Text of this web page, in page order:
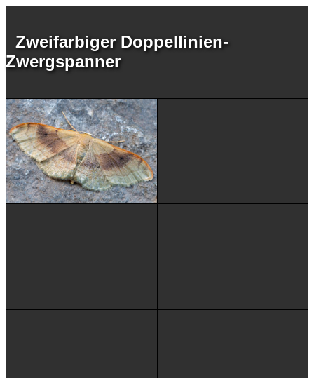
Zweifarbiger Doppellinien-
Zwergspanner